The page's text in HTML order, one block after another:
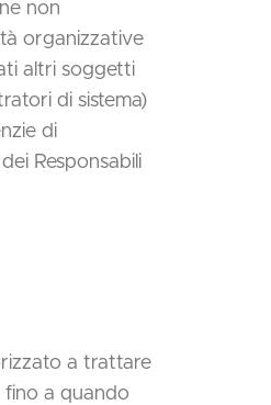
non
organizzative
altri soggetti
di sistema)
di
Responsabili
a trattare
fino a quando